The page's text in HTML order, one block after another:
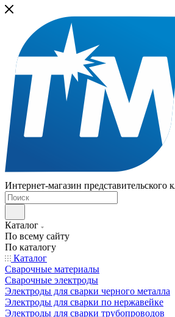
Интернет-магазин представительского
Каталог
По всему сайту
По каталогу
Каталог
Сварочные материалы
Сварочные электроды
Электроды для сварки черного металла
Электроды для сварки по нержавейке
Электроды для сварки трубопроводов